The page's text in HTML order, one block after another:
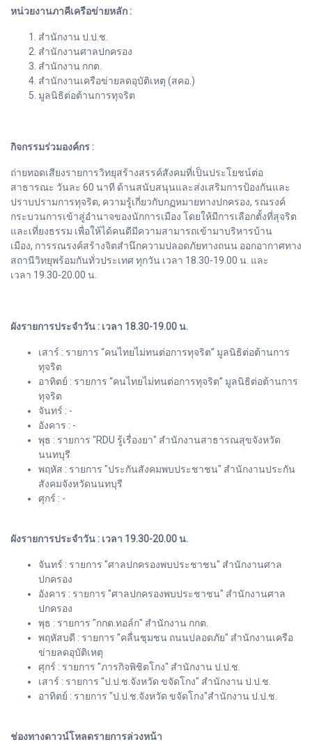
หน่วยงานภาคีเครือข่ายหลัก :
สำนักงาน ป.ป.ช.
สำนักงานศาลปกครอง
สำนักงาน กกต.
สำนักงานเครือข่ายลดอุบัติเหตุ (สคอ.)
มูลนิธิต่อต้านการทุจริต
กิจกรรมร่วมองค์กร :
ถ่ายทอดเสียงรายการวิทยุสร้างสรรค์สังคมที่เป็นประโยชน์ต่อ
สาธารณะ วันละ 60 นาที ด้านสนับสนุนและส่งเสริมการป้องกันและ
ปราบปรามการทุจริต, ความรู้เกี่ยวกับกฏหมายทางปกครอง, รณรงค์
กระบวนการเข้าสู่อำนาจของนักการเมือง โดยให้มีการเลือกตั้งที่สุจริต
และเที่ยงธรรม เพื่อให้ได้คนดีมีความสามารถเข้ามาบริหารบ้าน
เมือง, การรณรงค์สร้างจิตสำนึกความปลอดภัยทางถนน ออกอากาศทาง
สถานีวิทยุพร้อมกันทั่วประเทศ ทุกวัน เวลา 18.30-19.00 น. และ
เวลา 19.30-20.00 น.
ผังรายการประจำวัน : เวลา 18.30-19.00 น.
เสาร์ : รายการ “คนไทยไม่ทนต่อการทุจริต” มูลนิธิต่อต้านการ
ทุจริต
อาทิตย์ : รายการ “คนไทยไม่ทนต่อการทุจริต” มูลนิธิต่อต้านการ
ทุจริต
จันทร์ : -
อังคาร : -
พุธ : รายการ "RDU รู้เรื่องยา" สำนักงานสาธารณสุขจังหวัด
นนทบุรี
พฤหัส : รายการ "ประกันสังคมพบประชาชน" สำนักงานประกัน
สังคมจังหวัดนนทบุรี
ศุกร์ : -
ผังรายการประจำวัน : เวลา 19.30-20.00 น.
จันทร์ : รายการ "ศาลปกครองพบประชาชน" สำนักงานศาล
ปกครอง
อังคาร : รายการ "ศาลปกครองพบประชาชน" สำนักงานศาล
ปกครอง
พุธ : รายการ "กกต.ทอล์ก" สำนักงาน กกต.
พฤหัสบดี : รายการ "คลื่นชุมชน ถนนปลอดภัย" สำนักงานเครือ
ข่ายลดอุบัติเหตุ
ศุกร์ : รายการ "ภารกิจพิชิตโกง" สำนักงาน ป.ป.ช.
เสาร์ : รายการ "ป.ป.ช.จังหวัด ขจัดโกง" สำนักงาน ป.ป.ช.
อาทิตย์ : รายการ "ป.ป.ช.จังหวัด ขจัดโกง"สำนักงาน ป.ป.ช.
ช่องทางดาวน์โหลดรายการล่วงหน้า